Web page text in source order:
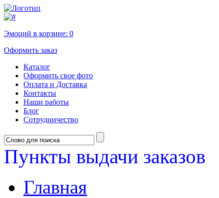
Эмоций в корзине: 0
Оформить заказ
Каталог
Оформить свое фото
Оплата и Доставка
Контакты
Наши работы
Блог
Сотрудничество
Пункты выдачи заказов
Главная